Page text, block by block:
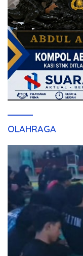
OLAHRAGA